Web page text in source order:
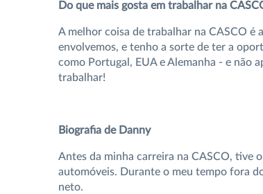
Do que mais gosta em trabalhar na
A melhor coisa de trabalhar na CASCO é
envolvemos, e tenho a sorte de ter a
como Portugal, EUA e Alemanha - e não
trabalhar!
Biografia de Danny
Antes da minha carreira na CASCO, tive
automóveis. Durante o meu tempo fora
neto.